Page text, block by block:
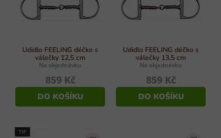
ů
Udidlo FEELING déčko s
válečky 12,5 cm
Na objednávku
859 Kč
DO KOŠÍKU
Udidlo FEELING déčko s
válečky 13,5 cm
Na objednávku
859 Kč
DO KOŠÍKU
TIP